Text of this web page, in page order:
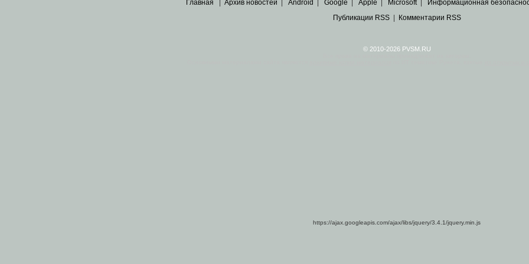
Главная Архив новостей Android Google Apple Microsoft| Информационная
Публикации RSS| Комментарии RSS
© 2010-2026 PVSM.RU
https://ajax.googleapis.com/ajax/libs/jquery/3.4.1/jquery.min.js